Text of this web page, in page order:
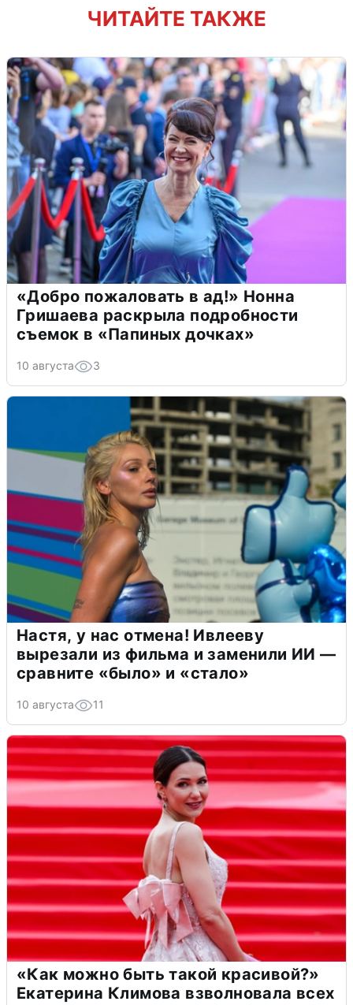
ЧИТАЙТЕ ТАКЖЕ
«Добро пожаловать в ад!» Нонна
Гришаева раскрыла подробности
съемок в «Папиных дочках»
10 августа 3
Настя, у нас отмена! Ивлееву
вырезали из фильма и заменили ИИ —
сравните «было» и «стало»
10 августа 11
«Как можно быть такой красивой?»
Екатерина Климова взволновала всех